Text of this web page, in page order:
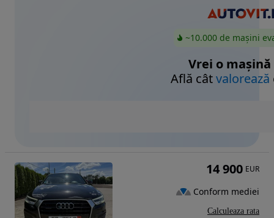
~10.000 de mașini
Vrei o mașină
Află câtvalorează
14 900 EUR
Conform mediei
Calculeaza rata